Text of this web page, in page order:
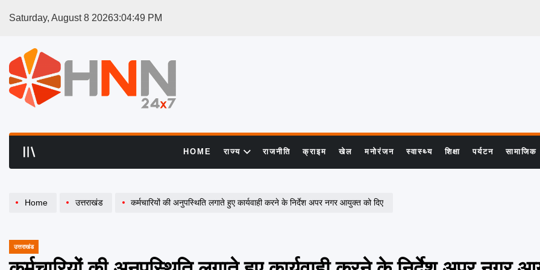
Saturday, August 8 20263:04:50 PM
HOME राज्य राजनीति क्राइम खेल मनोरंजन स्वास्थ्य शिक्षा पर्यटन सामाजिक
Home उत्तराखंड कर्मचारियों की अनुपस्थिति लगाते हुए कार्यवाही करने के निर्देश अपर नगर आयुक्त को दिए
POSTED
उत्तराखंड